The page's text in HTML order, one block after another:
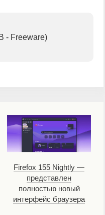
- Freeware)
Firefox 155 Nightly —
представлен
полностью новый
интерфейс браузера